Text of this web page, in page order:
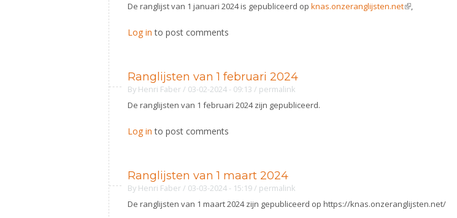
De ranglijst van 1 januari 2024 is gepubliceerd op knas.onzeranglijsten.net(link is external)
,
Log in to post comments
Ranglijsten van 1 februari 2024
By Henri Faber/ 03-02-2024 - 09:13 / permalink
De ranglijsten van 1 februari 2024 zijn gepubliceerd.
Log in to post comments
Ranglijsten van 1 maart 2024
By Henri Faber/ 03-03-2024 - 15:19/ permalink
De ranglijsten van 1 maart 2024 zijn gepubliceerd op https://knas.onzeranglijsten.net/